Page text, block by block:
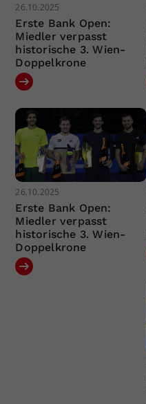
26.10.2025
Erste Bank Open:
Miedler verpasst
historische 3. Wien-
Doppelkrone
26.10.2025
Erste Bank Open:
Miedler verpasst
historische 3. Wien-
Doppelkrone